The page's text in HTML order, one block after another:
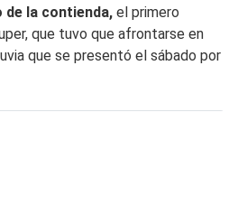
la contienda, el primero
que tuvo que afrontarse en
que se presentó el sábado por